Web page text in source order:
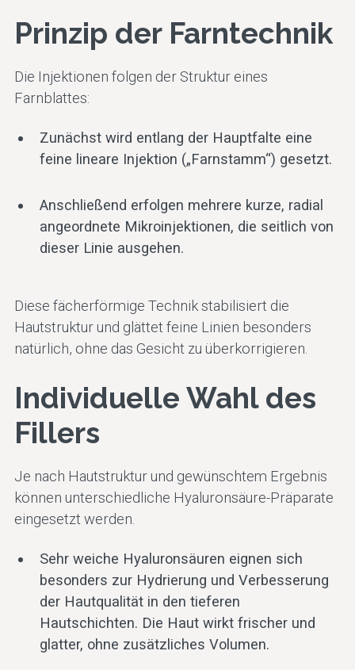
Prinzip der Farntechnik
Die Injektionen folgen der Struktur eines
Farnblattes:
Zunächst wird entlang der Hauptfalte eine
feine lineare Injektion („Farnstamm“) gesetzt.
Anschließend erfolgen mehrere kurze, radial
angeordnete Mikroinjektionen, die seitlich von
dieser Linie ausgehen.
Diese fächerförmige Technik stabilisiert die
Hautstruktur und glättet feine Linien besonders
natürlich, ohne das Gesicht zu überkorrigieren.
Individuelle Wahl des
Fillers
Je nach Hautstruktur und gewünschtem Ergebnis
können unterschiedliche Hyaluronsäure-Präparate
eingesetzt werden.
Sehr weiche Hyaluronsäuren eignen sich
besonders zur Hydrierung und Verbesserung
der Hautqualität in den tieferen
Hautschichten. Die Haut wirkt frischer und
glatter, ohne zusätzliches Volumen.